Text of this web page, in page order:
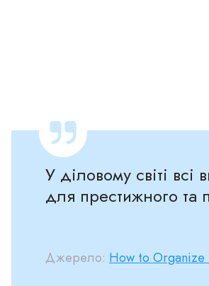
У діловому світі
для престижного та
Джерело: How to Organize